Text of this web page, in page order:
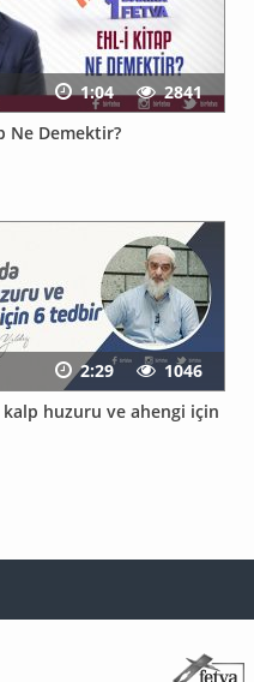
Ne Demektir?
1:04
2841
kalp huzuru ve ahengi için
2:29
1046